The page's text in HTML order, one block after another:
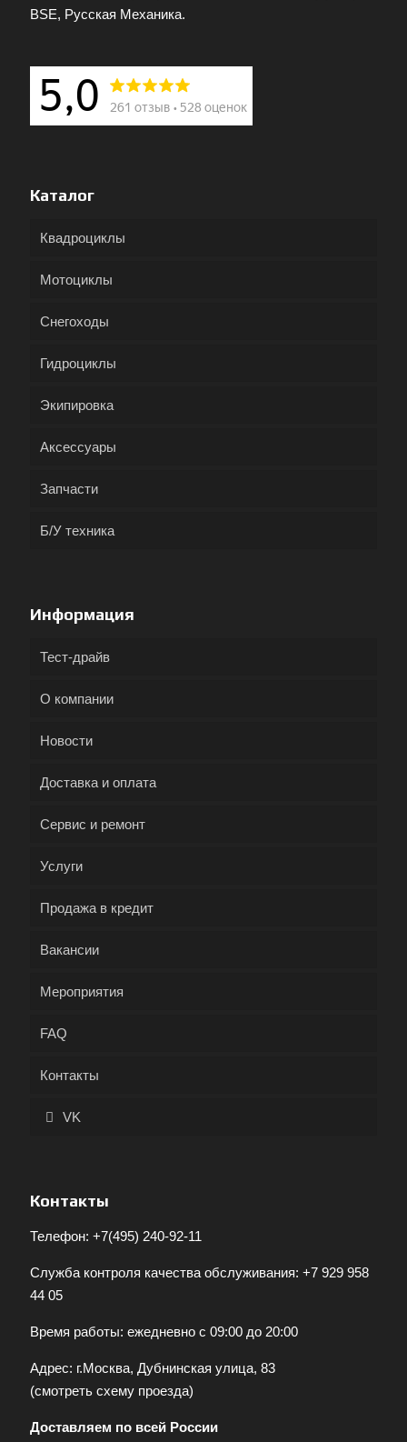
BSE, Русская Механика.
Каталог
Квадроциклы
Мотоциклы
Снегоходы
Гидроциклы
Экипировка
Аксессуары
Запчасти
Б/У техника
Информация
Тест-драйв
О компании
Новости
Доставка и оплата
Сервис и ремонт
Услуги
Продажа в кредит
Вакансии
Мероприятия
FAQ
Контакты
VK
Контакты
Телефон: +7(495) 240-92-11
Служба контроля качества обслуживания: +7 929 958
44 05
Время работы: ежедневно с 09:00 до 20:00
Адрес: г.Москва, Дубнинская улица, 83
(смотреть схему проезда)
Доставляем по всей России